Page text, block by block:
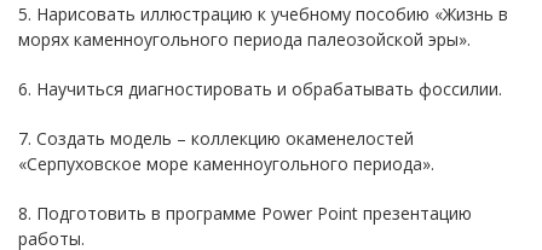
5. Нарисовать иллюстрацию к учебному пособию «Жизнь в
морях каменноугольного периода палеозойской эры».
6. Научиться диагностировать и обрабатывать фоссилии.
7. Создать модель – коллекцию окаменелостей
«Серпуховское море каменноугольного периода».
8. Подготовить в программе Power Point презентацию
работы.